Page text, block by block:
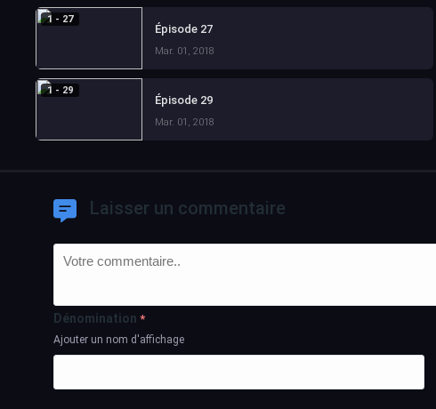
1 - 27
Épisode 27
Mar. 01, 2018
1 - 29
Épisode 29
Mar. 01, 2018
Laisser un commentaire
Dénomination *
Ajouter un nom d'affichage